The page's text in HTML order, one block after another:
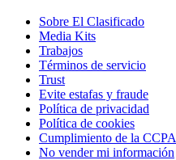
Sobre El Clasificado
Media Kits
Trabajos
Términos de servicio
Trust
Evite estafas y fraude
Política de privacidad
Política de cookies
Cumplimiento de la CCPA
No vender mi información